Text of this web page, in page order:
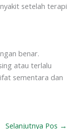
setelah terapi
benar.
atau terlalu
sementara dan
Selanjutnya Pos →